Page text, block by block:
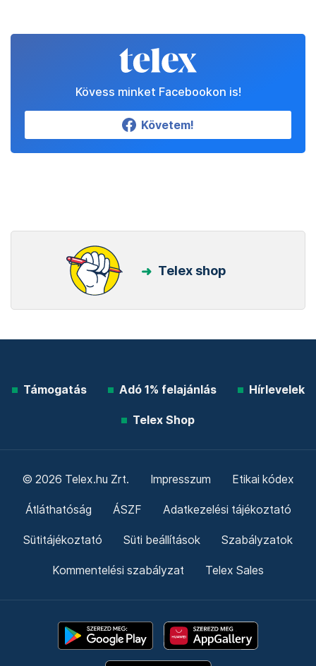
Kövess minket Facebookon is!
Követem!
Telex shop
Támogatás Adó 1% felajánlás Hírlevelek
Telex Shop
© 2026 Telex.hu Zrt. Impresszum Etikai kódex
Átláthatóság ÁSZF Adatkezelési tájékoztató
Sütitájékoztató Süti beállítások Szabályzatok
Kommentelési szabályzat Telex Sales